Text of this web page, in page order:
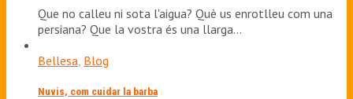
Que no calleu ni sota l'aigua? Què us enrotlleu com una
persiana? Que la vostra és una llarga…
Bellesa, Blog
Nuvis, com cuidar la barba